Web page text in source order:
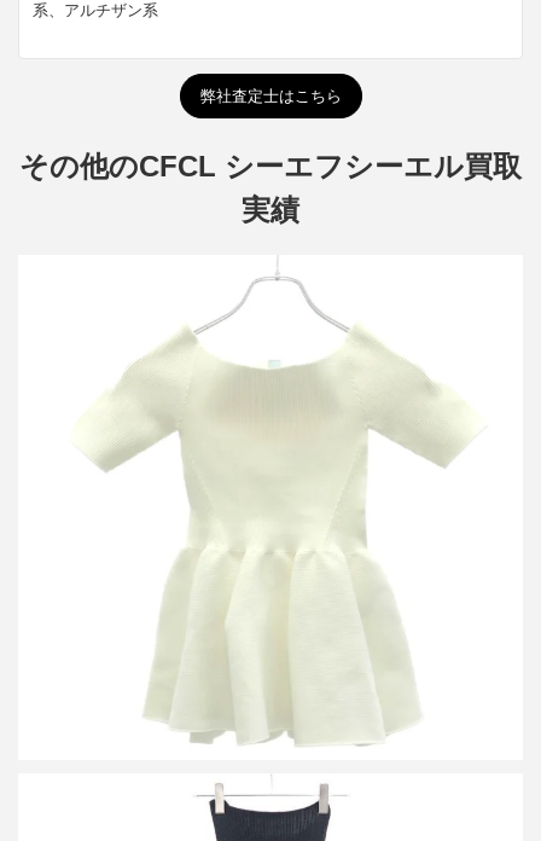
系、アルチザン系
弊社査定士はこちら
その他のCFCL シーエフシーエル買取
実績
シーエフシーエル POTTERY HS OFF SHOULDER SHORT
SLEEVE TOP トップス CF009KN019